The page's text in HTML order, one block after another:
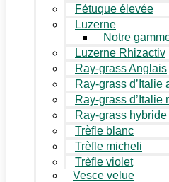
Fétuque élevée
Luzerne
Notre
Luzerne Rhizactiv
Ray-grass Anglais
Ray-grass d’Italie
Ray-grass d’Italie
Ray-grass hybride
Trèfle blanc
Trèfle micheli
Trèfle violet
Vesce velue